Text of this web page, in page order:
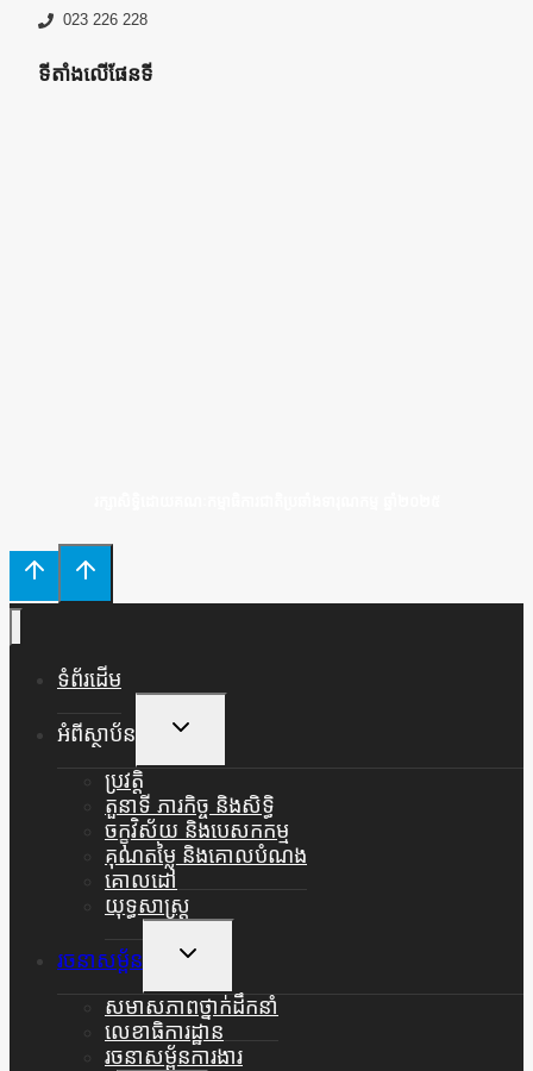
023 226 228
ទីតាំងលើផែនទី
ទំព័រដើម
អំពីស្ថាប័ន
Toggle
Menu
ប្រវត្តិ
តួនាទី ភារកិច្ច និងសិទ្ធិ
ចក្ខុវិស័យ និងបេសកកម្ម
គុណតម្លៃ និងគោលបំណង
គោលដៅ
យុទ្ធសាស្ត្រ
រចនាសម្ព័ន
Toggle
Menu
សមាសភាពថ្នាក់ដឹកនាំ
លេខាធិការដ្ឋាន
រចនាសម្ព័នការងារ